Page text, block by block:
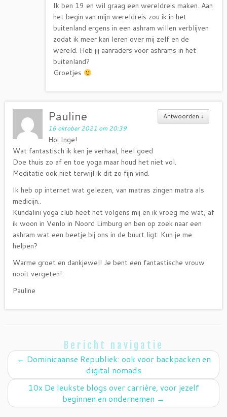
Ik ben 19 en wil graag een wereldreis maken. Aan
het begin van mijn wereldreis zou ik in het
buitenland ergens in een ashram willen verblijven
zodat ik meer kan leren over mij zelf en de
wereld. Heb jij aanraders voor ashrams in het
buitenland?
Groetjes
Antwoorden ↓
Pauline
16 oktober 2021 om 20:39
Hoi Inge!
Wat fantastisch ik ken je verhaal, heel goed
Doe thuis zo af en toe yoga maar houd het niet vol.
Meditatie ook niet terwijl ik dit zo fijn vind.
Ik heb op internet wat gelezen, van matras zingen matra als
medicijn..
Kundalini yoga club heet het volgens mij en ik vroeg me wat, af
ik woon in Venlo in Noord Limburg en ben op zoek naar een
ashram wat een beetje bij ons in de buurt ligt. Kun je me
helpen?
Warme groet en dankjewel! Je bent een fantastische vrouw
nooit vergeten!
Pauline
Bericht navigatie
← Dominicaanse Republiek: ook voor backpacken en
digital nomads
10x De leukste blogs over carrière, voor jezelf
beginnen en ondernemen →